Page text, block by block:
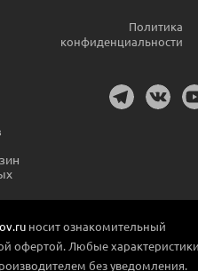
Политика
конфиденциальности
носит ознакомительный
офертой. Любые
без уведомления.